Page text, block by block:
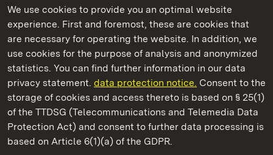
We use cookies to provide you an optimal website
experience. First and foremost, these are cookies that
are necessary for operating the website. In addition, we
use cookies for the purpose of analysis and anonymized
statistics. You can find further information in our data
privacy statement. data protection notice. Consent to the
storage of cookies and access thereto is based on § 25(1)
of the TTDSG (Telecommunications and Telemedia Data
Protection Act) and consent to further data processing is
based on Article 6(1)(a) of the GDPR.
State Palaces and Gardens of Baden-Wuerttemberg
Badenweiler Castle